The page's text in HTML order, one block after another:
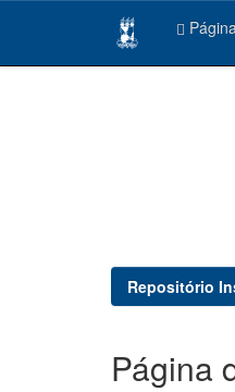
Repositório
Página